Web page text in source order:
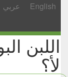
عربي English
اللبن
لأ؟